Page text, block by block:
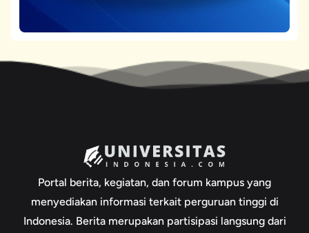
Portal berita, kegiatan, dan forum kampus yang
menyediakan informasi terkait perguruan tinggi di
Indonesia. Berita merupakan partisipasi langsung dari